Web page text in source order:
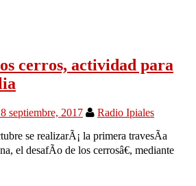
cerros, actividad para
septiembre, 2017
Radio Ipiales
se realizarÃ¡ la primera travesÃ­a
el desafÃ­o de los cerrosâ€, mediante